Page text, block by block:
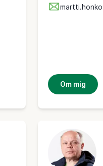
Om mig